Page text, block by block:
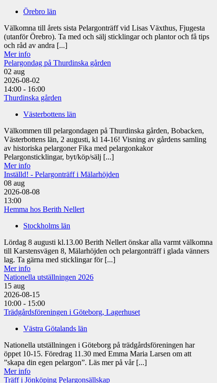
Örebro län
Välkomna till årets sista Pelargonträff vid Lisas Växthus, Fjugesta
(utanför Örebro). Ta med och sälj sticklingar och plantor och få tips
och råd av andra [...]
Mer info
Pelargondag på Thurdinska gården
02 aug
2026-08-02
14:00 - 16:00
Thurdinska gården
Västerbottens län
Välkommen till pelargondagen på Thurdinska gården, Bobacken,
Västerbottens län, 2 augusti, kl 14-16! Visning av gårdens samling
av historiska pelargoner Fika med pelargonkakor
Pelargonsticklingar, byt/köp/sälj [...]
Mer info
Inställd! - Pelargonträff i Mälarhöjden
08 aug
2026-08-08
13:00
Hemma hos Berith Nellert
Stockholms län
Lördag 8 augusti kl.13.00 Berith Nellert önskar alla varmt välkomna
till Karstensvägen 8, Mälarhöjden och pelargonträff i glada vänners
lag. Ta gärna med sticklingar för [...]
Mer info
Nationella utställningen 2026
15 aug
2026-08-15
10:00 - 15:00
Trädgårdsföreningen i Göteborg, Lagerhuset
Västra Götalands län
Nationella utställningen i Göteborg på trädgårdsföreningen har
öppet 10-15. Föredrag 11.30 med Emma Maria Larsen om att
”skapa din egen pelargon”. Läs mer på vår [...]
Mer info
Träff i Jönköping Pelargonsällskap